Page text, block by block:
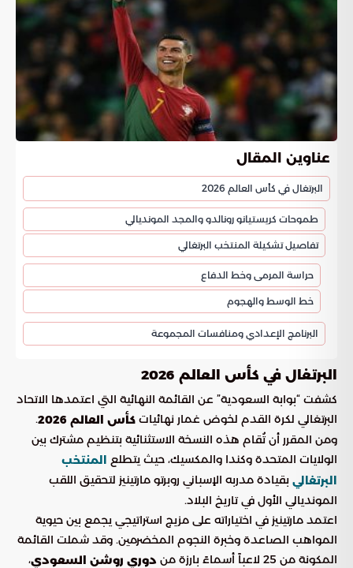
عناوين المقال
البرتغال في كأس العالم 2026
طموحات كريستيانو رونالدو والمجد المونديالي
تفاصيل تشكيلة المنتخب البرتغالي
حراسة المرمى وخط الدفاع
خط الوسط والهجوم
البرنامج الإعدادي ومنافسات المجموعة
البرتغال في كأس العالم 2026
كشفت “بوابة السعودية” عن القائمة النهائية التي اعتمدها الاتحاد
البرتغالي لكرة القدم لخوض غمار نهائيات كأس العالم 2026
.
ومن المقرر أن تُقام هذه النسخة الاستثنائية بتنظيم مشترك بين
الولايات المتحدة وكندا والمكسيك، حيث يتطلع المنتخب
البرتغالي بقيادة مدربه الإسباني روبرتو مارتينيز لتحقيق اللقب
المونديالي الأول في تاريخ البلاد.
اعتمد مارتينيز في اختياراته على مزيج استراتيجي يجمع بين حيوية
المواهب الصاعدة وخبرة النجوم المخضرمين. وقد شملت القائمة
المكونة من 25 لاعباً أسماءً بارزة من
دوري روشن السعودي،